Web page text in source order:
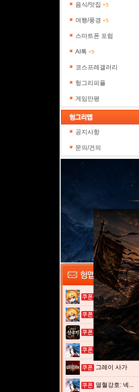
음식/맛집 +5
여행/풍경 +5
스마트폰 포럼
AI톡 +5
코스프레갤러리
헝그리피플
게임만평
공지사항
문의/건의
여전사 키우기...
여전사 키우기...
이것이 삼국지...
열혈강호: 넥...
그레이 사가
열혈강호: 넥...